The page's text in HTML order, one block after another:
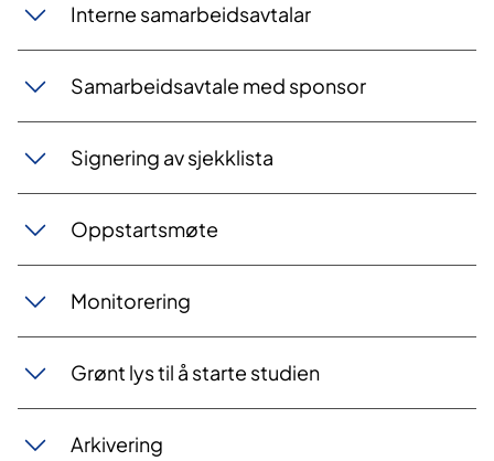
Interne samarbeidsavtalar
Samarbeidsavtale med sponsor
Signering av sjekklista
Oppstartsmøte
Monitorering
Grønt lys til å starte studien
Arkivering